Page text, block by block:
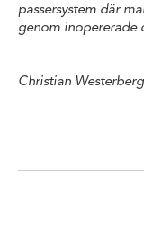
passersystem där
genom inopererade
Christian